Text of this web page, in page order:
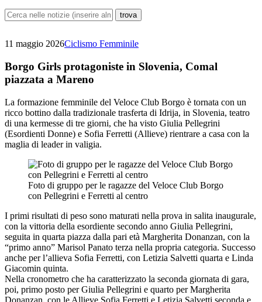
11 maggio 2026Ciclismo Femminile
Borgo Girls protagoniste in Slovenia, Comal
piazzata a Mareno
La formazione femminile del Veloce Club Borgo è tornata con un
ricco bottino dalla tradizionale trasferta di Idrija, in Slovenia, teatro
di una kermesse di tre giorni, che ha visto Giulia Pellegrini
(Esordienti Donne) e Sofia Ferretti (Allieve) rientrare a casa con la
maglia di leader in valigia.
Foto di gruppo per le ragazze del Veloce Club Borgo
con Pellegrini e Ferretti al centro
I primi risultati di peso sono maturati nella prova in salita inaugurale,
con la vittoria della esordiente secondo anno Giulia Pellegrini,
seguita in quarta piazza dalla pari età Margherita Donanzan, con la
“primo anno” Marisol Panato terza nella propria categoria. Successo
anche per l’allieva Sofia Ferretti, con Letizia Salvetti quarta e Linda
Giacomin quinta.
Nella cronometro che ha caratterizzato la seconda giornata di gara,
poi, primo posto per Giulia Pellegrini e quarto per Margherita
Donanzan, con le Allieve Sofia Ferretti e Letizia Salvetti seconda e